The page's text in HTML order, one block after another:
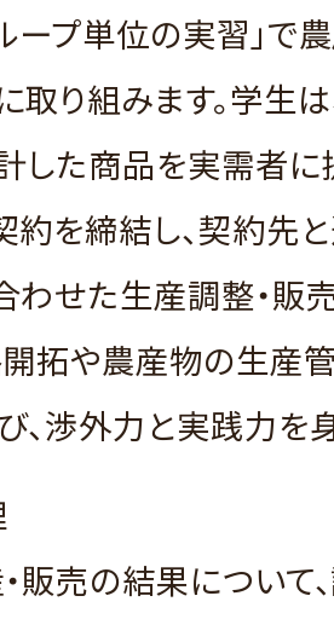
ループ単位の実習」で
取り組みます。学生
した商品を実需者に
約を締結し、契約先
わせた生産調整・販
開拓や農産物の生産
、渉外力と実践力を
・販売の結果について